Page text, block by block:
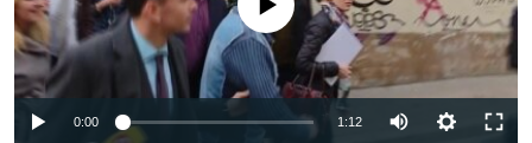
0:00 1:12